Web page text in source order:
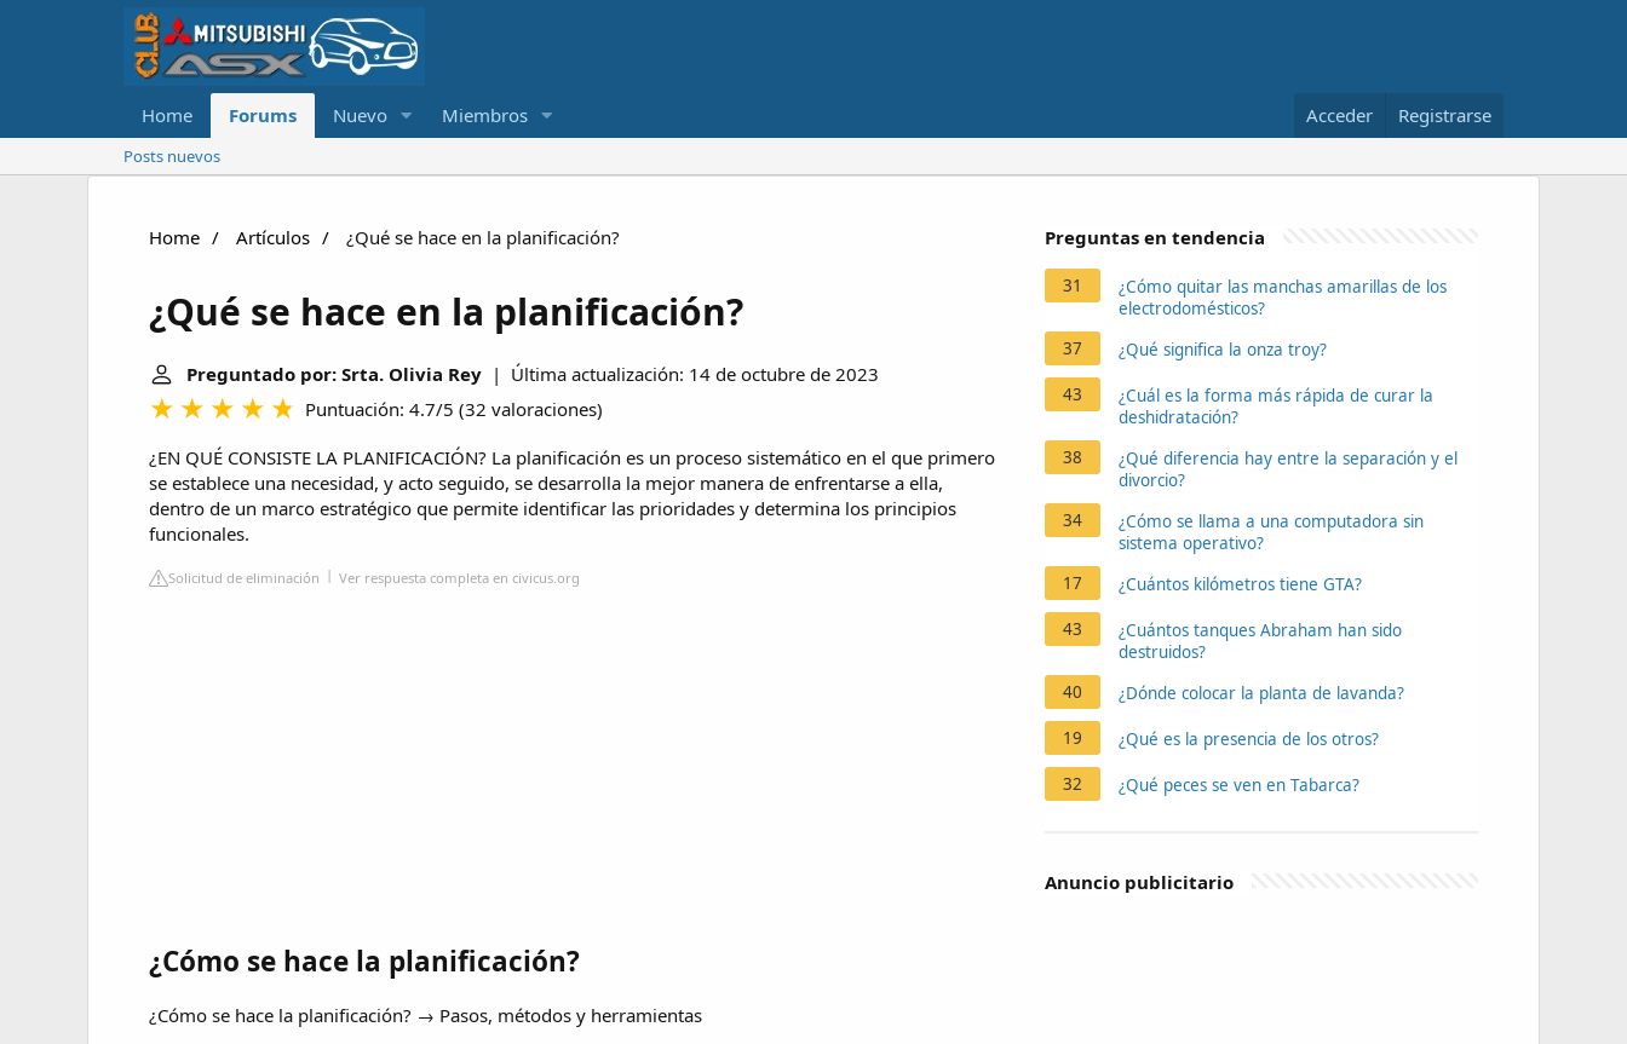
Home Forums Nuevo Miembros Acceder Registrarse
Posts nuevos
Home Artículos ¿Qué se hace en la planificación?
¿Qué se hace en la planificación?
Preguntado por: Srta. Olivia Rey | Última actualización: 14 de octubre de 2023
Puntuación: 4.7/5 (32 valoraciones)
¿EN QUÉ CONSISTE LA PLANIFICACIÓN? La planificación es un proceso sistemático en el que primero
se establece una necesidad, y acto seguido, se desarrolla la mejor manera de enfrentarse a ella,
dentro de un marco estratégico que permite identificar las prioridades y determina los principios
funcionales.
Solicitud de eliminación Ver respuesta completa en civicus.org
¿Cómo se hace la planificación?
¿Cómo se hace la planificación? → Pasos, métodos y herramientas
Preguntas en tendencia
31
¿Cómo quitar las manchas amarillas de los
electrodomésticos?
37
¿Qué significa la onza troy?
43
¿Cuál es la forma más rápida de curar la
deshidratación?
38
¿Qué diferencia hay entre la separación y el
divorcio?
34
¿Cómo se llama a una computadora sin
sistema operativo?
17
¿Cuántos kilómetros tiene GTA?
43
¿Cuántos tanques Abraham han sido
destruidos?
40
¿Dónde colocar la planta de lavanda?
19 ¿Qué es la presencia de los otros?
32 ¿Qué peces se ven en Tabarca?
Anuncio publicitario